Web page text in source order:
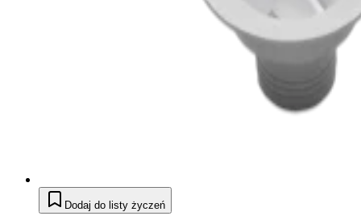
Dodaj do listy życzeń